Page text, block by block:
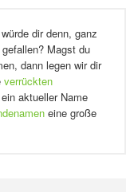
dir denn, ganz
gefallen? Magst du
dann legen wir dir
verrückten
aktueller Name
eine große